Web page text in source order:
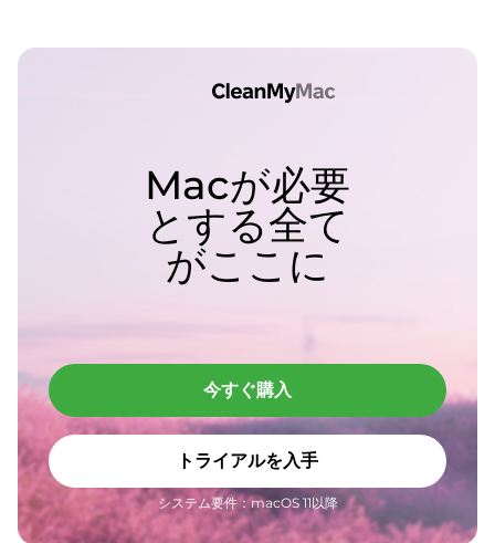
Macが必要
とする全て
がここに
今すぐ購入
トライアルを入手
システム要件：macOS 11以降